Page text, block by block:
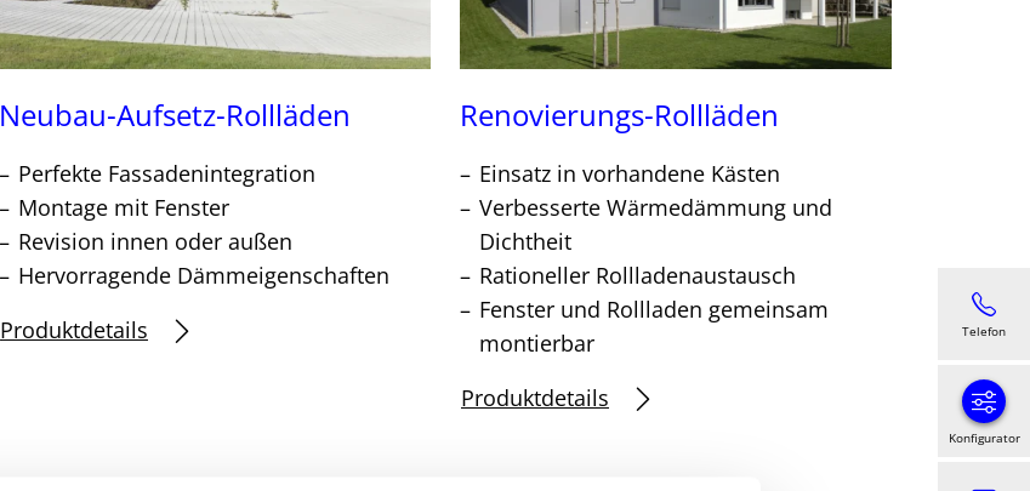
Neubau-Aufsetz-Rollläden
Perfekte Fassadenintegration
Montage mit Fenster
Revision innen oder außen
Hervorragende Dämmeigenschaften
Produktdetails
Renovierungs-Rollläden
Einsatz in vorhandene Kästen
Verbesserte Wärmedämmung und
Dichtheit
Rationeller Rollladenaustausch
Fenster und Rollladen gemeinsam
montierbar
Produktdetails
Telefon
Konfigurator